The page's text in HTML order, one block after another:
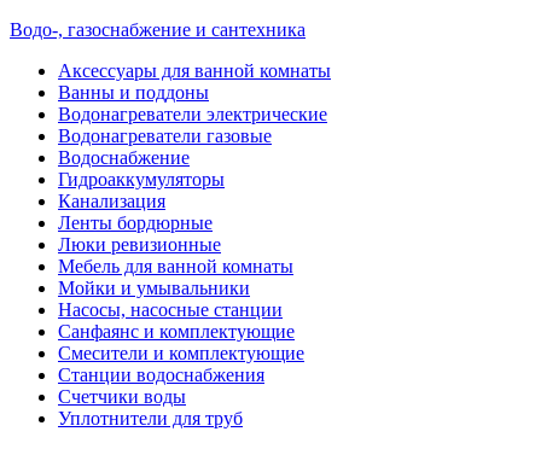
Водо-, газоснабжение и сантехника
Аксессуары для ванной комнаты
Ванны и поддоны
Водонагреватели электрические
Водонагреватели газовые
Водоснабжение
Гидроаккумуляторы
Канализация
Ленты бордюрные
Люки ревизионные
Мебель для ванной комнаты
Мойки и умывальники
Насосы, насосные станции
Санфаянс и комплектующие
Смесители и комплектующие
Станции водоснабжения
Счетчики воды
Уплотнители для труб